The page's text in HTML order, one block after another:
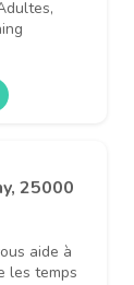
25000
aide à
les temps